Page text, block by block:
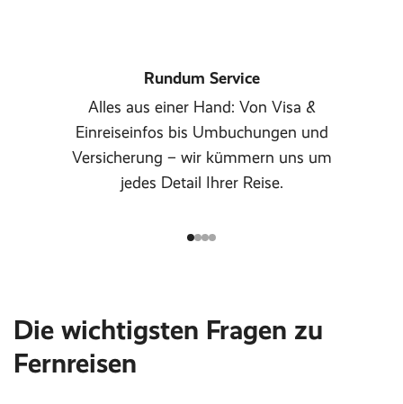
Rundum Service
Alles aus einer Hand: Von Visa &
Einreiseinfos bis Umbuchungen und
Versicherung – wir kümmern uns um
jedes Detail Ihrer Reise.
Die wichtigsten Fragen zu
Fernreisen